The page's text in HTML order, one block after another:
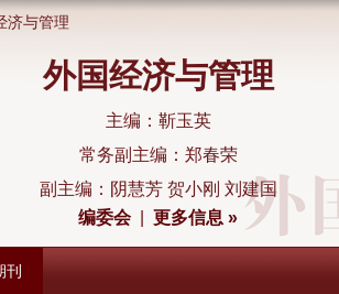
济与管理
外国经济与管理
主编：靳玉英
常务副主编：郑春荣
副主编：阴慧芳 贺小刚 刘建国
编委会|更多信息 »
刊